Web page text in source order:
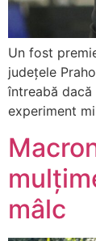
Un fost
județele
întreabă dacă
experiment
mâlc